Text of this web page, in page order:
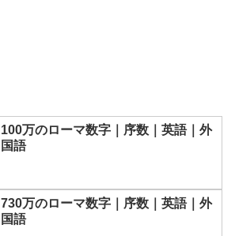
100万のローマ数字｜序数｜英語｜外
国語
730万のローマ数字｜序数｜英語｜外
国語